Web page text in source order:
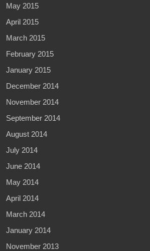
May 2015
April 2015
March 2015
February 2015
January 2015
December 2014
November 2014
September 2014
August 2014
July 2014
June 2014
May 2014
April 2014
March 2014
January 2014
November 2013